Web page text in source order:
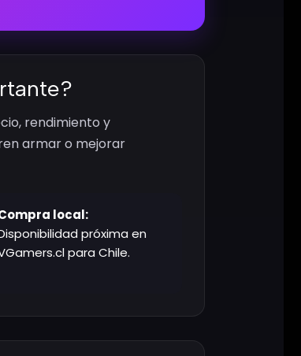
rendimiento y
armar o mejorar
local:
próxima en
para Chile.